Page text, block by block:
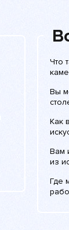
Что
Вы
Как
Вам
из
Где